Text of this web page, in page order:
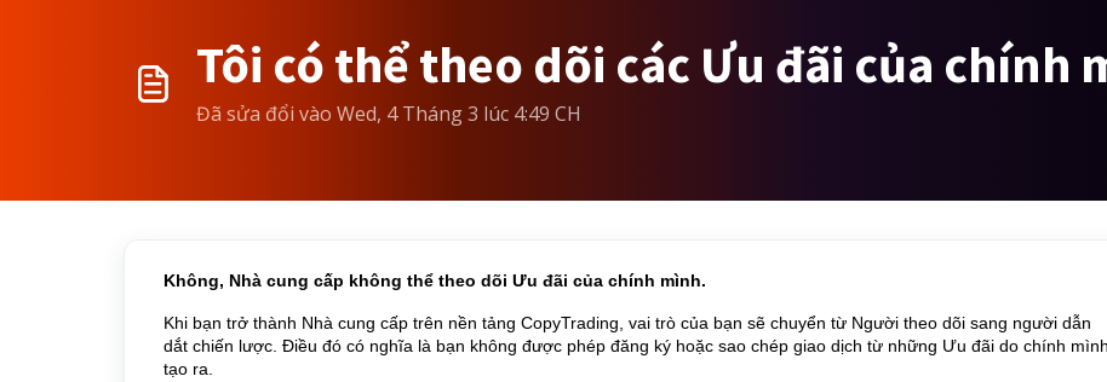
Tôi có thể theo dõi các Ưu đãi của chính
Đã sửa đổi vào Wed, 4 Tháng 3 lúc 4:49 CH
Không, Nhà cung cấp không thể theo dõi Ưu đãi của chính mình.
Khi bạn trở thành Nhà cung cấp trên nền tảng CopyTrading, vai trò của bạn sẽ chuyển từ Người theo dõi sang người dẫn
dắt chiến lược. Điều đó có nghĩa là bạn không được phép đăng ký hoặc sao chép giao dịch từ những Ưu đãi do chính mình
tạo ra.